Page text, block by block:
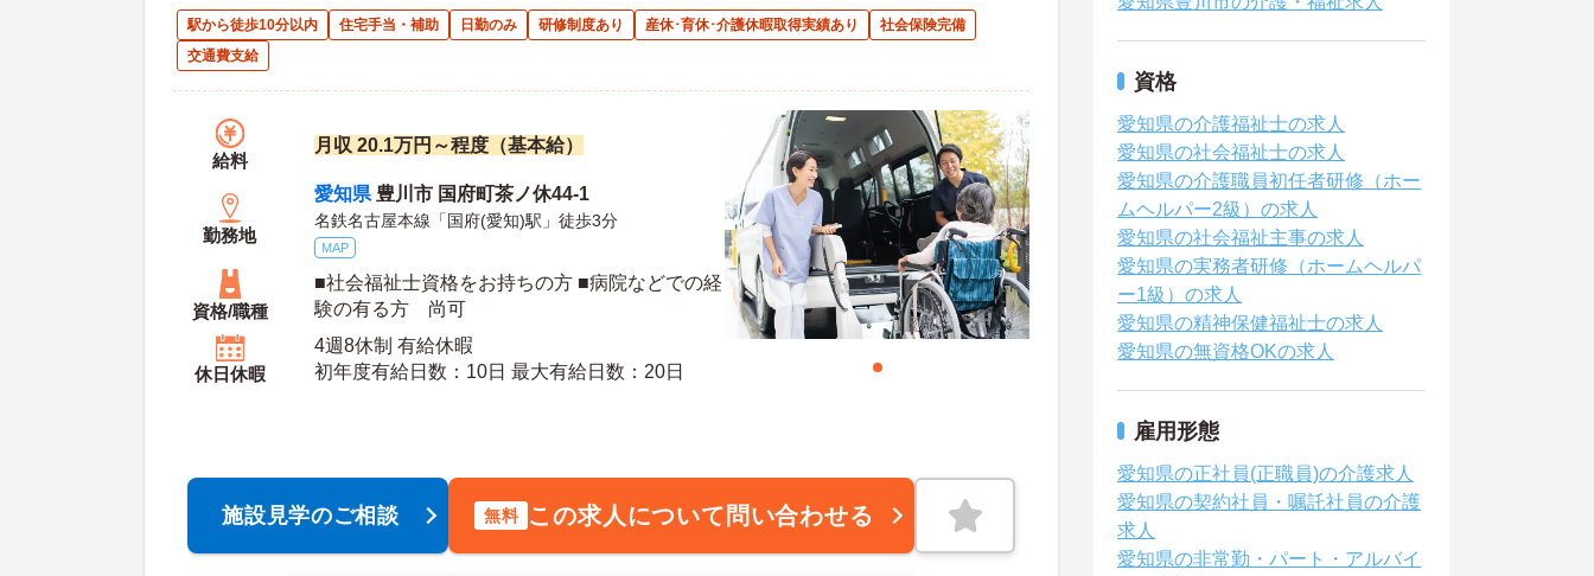
駅から徒歩10分以内 住宅手当・補助 日勤のみ 研修制度あり 産休･育休･介護休暇取得実績あり
社会保険完備
交通費支給
給料
月収 20.1万円～程度（基本給）
勤務地
愛知県 豊川市 国府町茶ノ休44-1
名鉄名古屋本線「国府(愛知)駅」徒歩3分
MAP
資格/職種
■社会福祉士資格をお持ちの方 ■病院などでの経
験の有る方 尚可
休日休暇
4週8休制 有給休暇
初年度有給日数：10日 最大有給日数：20日
施設見学のご相談 無料 この求人について問い合わせる
資格
愛知県の介護福祉士の求人
愛知県の社会福祉士の求人
愛知県の介護職員初任者研修（ホー
ムヘルパー2級）の求人
愛知県の社会福祉主事の求人
愛知県の実務者研修（ホームヘルパ
ー1級）の求人
愛知県の精神保健福祉士の求人
愛知県の無資格OKの求人
雇用形態
愛知県の正社員(正職員)の介護求人
愛知県の契約社員・嘱託社員の介護
求人
愛知県の非常勤・パート・アルバイ